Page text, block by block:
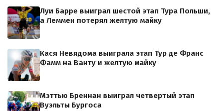
Луи Барре выиграл шестой этап Тура Польши,
а Леммен потерял желтую майку
Кася Невядома выиграла этап Тур де Франс
Фамм на Ванту и желтую майку
Мэттью Бреннан выиграл четвертый этап
Вуэльты Бургоса